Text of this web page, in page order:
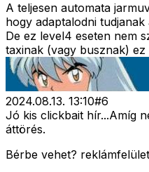
A teljesen automata
hogy adaptalodni
De ez level4 eseten nem
taxinak (vagy busznak) ez
2024.08.13. 13:10#6
Jó kis clickbait hír...Amíg
áttörés.
Bérbe vehet?